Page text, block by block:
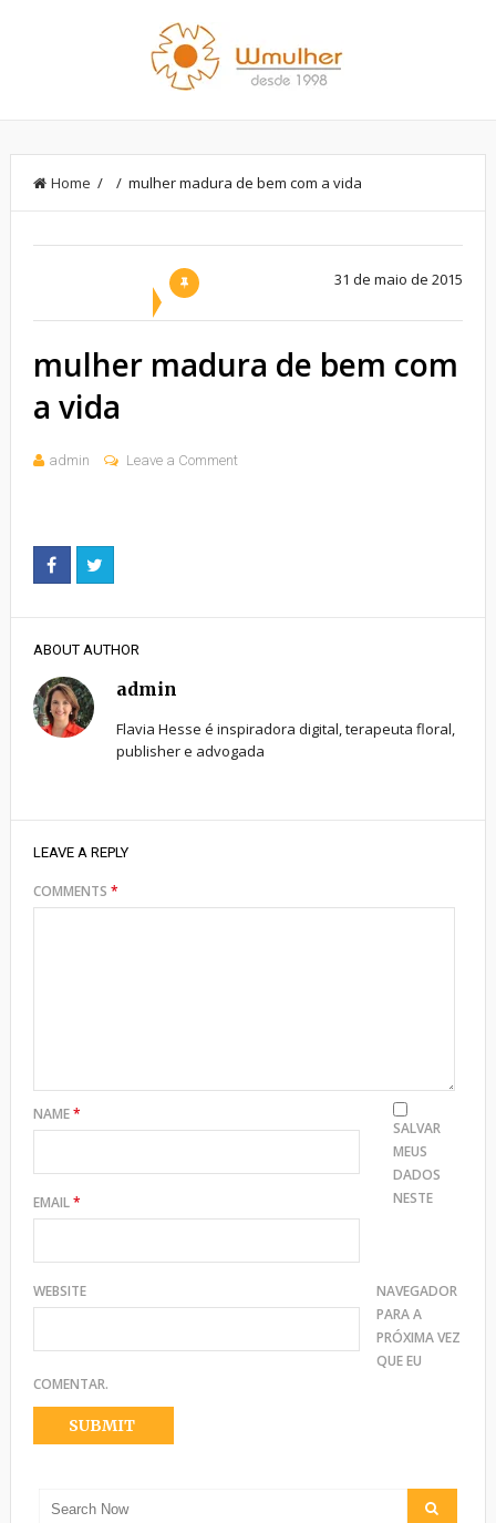
Home / / mulher madura de bem com a vida
31 de maio de 2015
mulher madura de bem com
a vida
admin Leave a Comment
ABOUT AUTHOR
admin
Flavia Hesse é inspiradora digital, terapeuta floral,
publisher e advogada
LEAVE A REPLY
COMMENTS *
NAME*
EMAIL*
WEBSITE
SALVAR
MEUS
DADOS
NESTE
NAVEGADOR
PARA A
PRÓXIMA VEZ
QUE EU
COMENTAR.